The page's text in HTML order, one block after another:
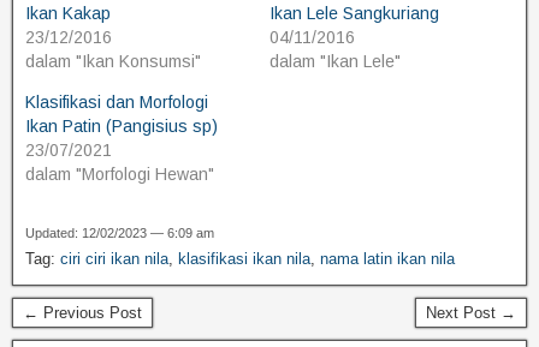
Ikan Kakap
23/12/2016
dalam "Ikan Konsumsi"
Ikan Lele Sangkuriang
04/11/2016
dalam "Ikan Lele"
Klasifikasi dan Morfologi
Ikan Patin (Pangisius sp)
23/07/2021
dalam "Morfologi Hewan"
Updated: 12/02/2023 — 6:09 am
Tag: ciri ciri ikan nila klasifikasi ikan nila nama latin ikan nila
← Previous Post Next Post →